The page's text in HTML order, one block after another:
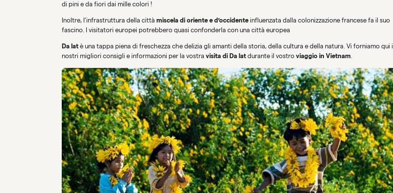
di pini e da fiori dai mille colori !
Inoltre, l’infrastruttura della città miscela di oriente e d’occidente influenzata dalla colonizzazione francese fa il suo
fascino. I visitatori europei potrebbero quasi confonderla con una città europea
Da lat è una tappa piena di freschezza che delizia gli amanti della storia, della cultura e della natura. Vi forniamo qui i
nostri migliori consigli e informazioni per la vostra visita di Da lat durante il vostro viaggio in Vietnam.